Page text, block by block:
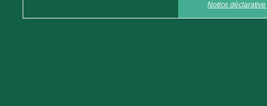
Notice